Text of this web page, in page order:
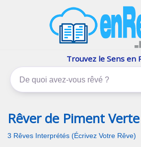
Les rêves, c'est plus que ça
Trouvez le Sens en
Rêver de Piment Verte
3 Rêves Interprétés (Écrivez Votre Rêve)